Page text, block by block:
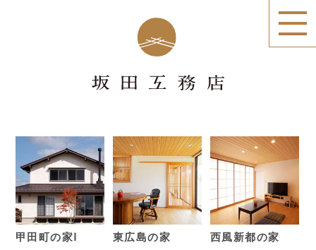
甲田町の家Ⅰ 東広島の家 西風新都の家